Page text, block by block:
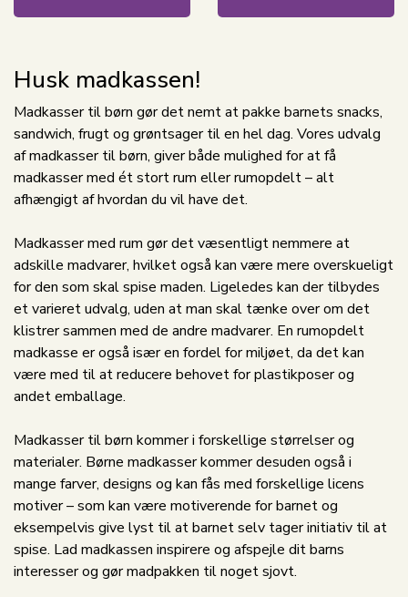
Husk madkassen!
Madkasser til børn gør det nemt at pakke barnets snacks,
sandwich, frugt og grøntsager til en hel dag. Vores udvalg
af madkasser til børn, giver både mulighed for at få
madkasser med ét stort rum eller rumopdelt – alt
afhængigt af hvordan du vil have det.
Madkasser med rum gør det væsentligt nemmere at
adskille madvarer, hvilket også kan være mere overskueligt
for den som skal spise maden. Ligeledes kan der tilbydes
et varieret udvalg, uden at man skal tænke over om det
klistrer sammen med de andre madvarer. En rumopdelt
madkasse er også især en fordel for miljøet, da det kan
være med til at reducere behovet for plastikposer og
andet emballage.
Madkasser til børn kommer i forskellige størrelser og
materialer. Børne madkasser kommer desuden også i
mange farver, designs og kan fås med forskellige licens
motiver – som kan være motiverende for barnet og
eksempelvis give lyst til at barnet selv tager initiativ til at
spise. Lad madkassen inspirere og afspejle dit barns
interesser og gør madpakken til noget sjovt.